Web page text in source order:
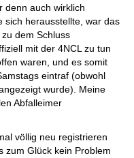
denn auch wirklich
sich herausstellte, war das
dem Schluss
mit der 4NCL zu tun
waren, und es somit
eintraf (obwohl
wurde). Meine
Abfalleimer
völlig neu registrieren
zum Glück kein Problem